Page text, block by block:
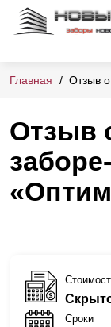
Главная Отзыв
Отзыв
Сроки